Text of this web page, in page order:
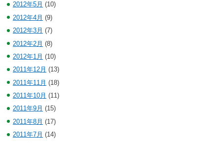
2012年5月 (10)
2012年4月 (9)
2012年3月 (7)
2012年2月 (8)
2012年1月 (10)
2011年12月 (13)
2011年11月 (18)
2011年10月 (11)
2011年9月 (15)
2011年8月 (17)
2011年7月 (14)